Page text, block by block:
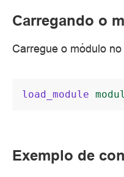
Carregando o
Carregue o módulo
load_module
Exemplo de